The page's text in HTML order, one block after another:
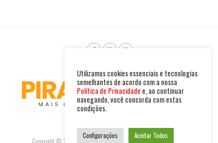
Copyright © 2025. Todos os direitos reservados. PIRAMBU NEWS
Utilizamos cookies essenciais e tecnologias
semelhantes de acordo com a nossa
Política de Privacidade e, ao continuar
navegando, você concorda com estas
condições.
Configurações Aceitar Todos